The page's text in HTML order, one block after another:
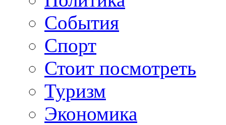
События
Спорт
Стоит посмотреть
Туризм
Экономика